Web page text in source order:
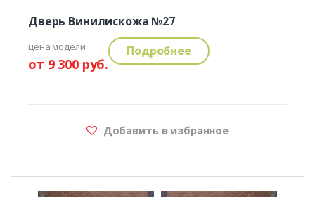
Дверь Винилискожа №27
цена модели:
от 9 300 руб.
Подробнее
Добавить в избранное